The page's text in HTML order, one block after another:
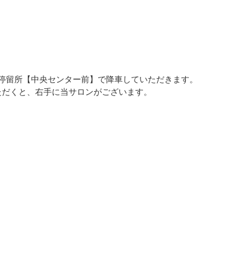
所【中央センター前】で降車していただきます。
くと、右手に当サロンがございます。